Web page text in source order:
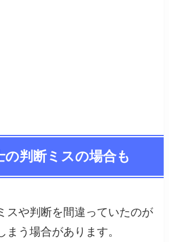
の判断ミスの場合も
スや判断を間違っていたのが
まう場合があります。